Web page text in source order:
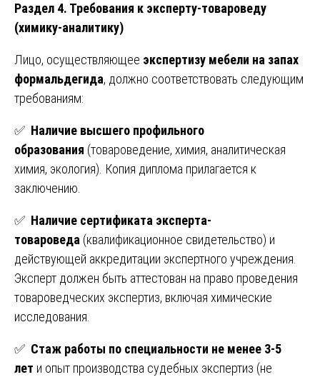
Раздел 4. Требования к эксперту-товароведу
(химику-аналитику)
Лицо, осуществляющее экспертизу мебели на запах
формальдегида, должно соответствовать следующим
требованиям:
✅ Наличие высшего профильного
образования (товароведение, химия, аналитическая
химия, экология). Копия диплома прилагается к
заключению.
✅ Наличие сертификата эксперта-
товароведа (квалификационное свидетельство) и
действующей аккредитации экспертного учреждения.
Эксперт должен быть аттестован на право проведения
товароведческих экспертиз, включая химические
исследования.
✅ Стаж работы по специальности не менее 3-5
лет и опыт производства судебных экспертиз (не